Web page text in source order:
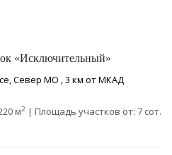
«Исключительный»
Север МО , 3 км от МКАД
м2 | Площадь участков от: 7 сот.